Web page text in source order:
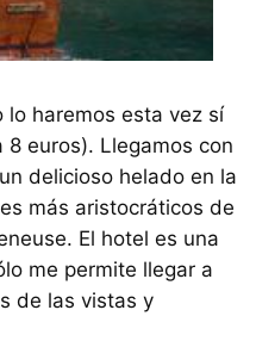
lo haremos esta vez sí
euros). Llegamos con
delicioso helado en la
más aristocráticos de
El hotel es una
me permite llegar a
de las vistas y